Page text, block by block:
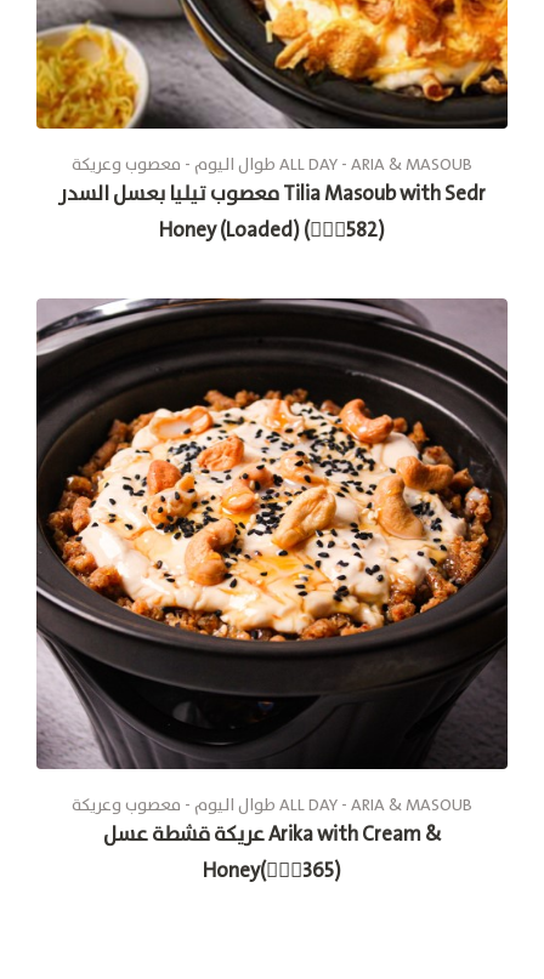
طوال الیوم - معصوب وعريكة ALL DAY - ARIA & MASOUB
معصوب تيليا بعسل السدر Tilia Masoub with Sedr
Honey (Loaded) (🚶🏽‍♂582)
طوال الیوم - معصوب وعريكة ALL DAY - ARIA & MASOUB
عريكة قشطة عسل Arika with Cream &
Honey(🚶🏽‍♂365)